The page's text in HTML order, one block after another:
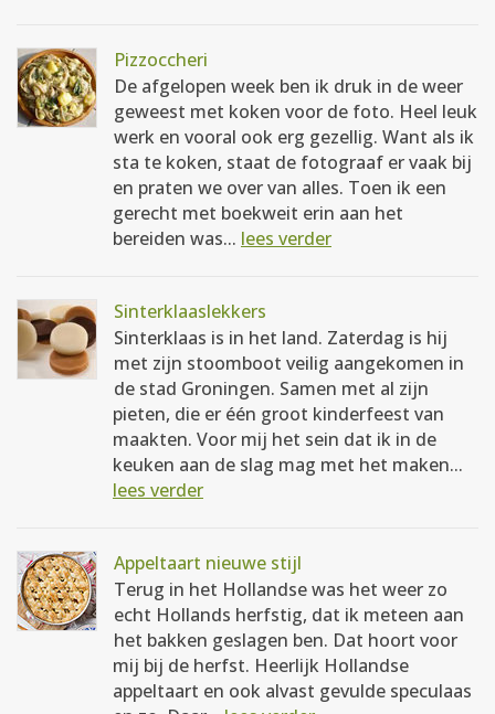
Pizzoccheri
De afgelopen week ben ik druk in de weer
geweest met koken voor de foto. Heel leuk
werk en vooral ook erg gezellig. Want als ik
sta te koken, staat de fotograaf er vaak bij
en praten we over van alles. Toen ik een
gerecht met boekweit erin aan het
bereiden was... lees verder
Sinterklaaslekkers
Sinterklaas is in het land. Zaterdag is hij
met zijn stoomboot veilig aangekomen in
de stad Groningen. Samen met al zijn
pieten, die er één groot kinderfeest van
maakten. Voor mij het sein dat ik in de
keuken aan de slag mag met het maken...
lees verder
Appeltaart nieuwe stijl
Terug in het Hollandse was het weer zo
echt Hollands herfstig, dat ik meteen aan
het bakken geslagen ben. Dat hoort voor
mij bij de herfst. Heerlijk Hollandse
appeltaart en ook alvast gevulde speculaas